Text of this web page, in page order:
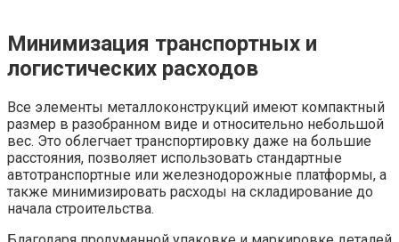
Минимизация транспортных и
логистических расходов
Все элементы металлоконструкций имеют компактный
размер в разобранном виде и относительно небольшой
вес. Это облегчает транспортировку даже на большие
расстояния, позволяет использовать стандартные
автотранспортные или железнодорожные платформы, а
также минимизировать расходы на складирование до
начала строительства.